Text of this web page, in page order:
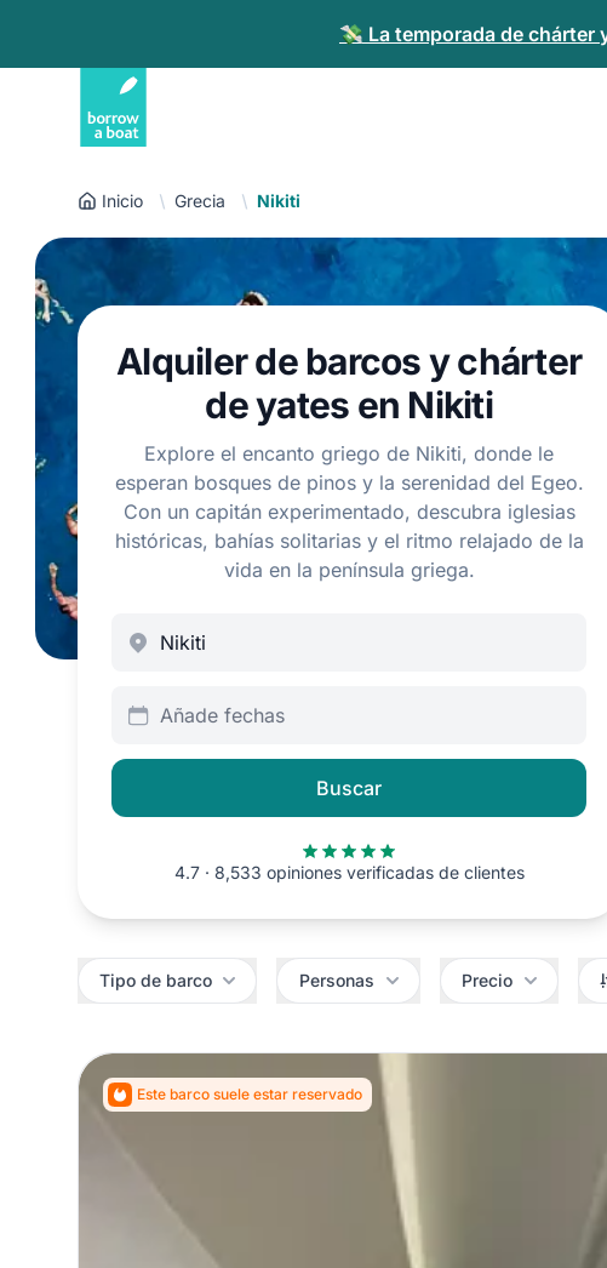
💸 La temporada de
Inicio Grecia Nikiti
Alquiler de barcos y chárter
de yates en Nikiti
Explore el encanto griego de Nikiti, donde le
esperan bosques de pinos y la serenidad del Egeo.
Con un capitán experimentado, descubra iglesias
históricas, bahías solitarias y el ritmo relajado de la
vida en la península griega.
Añade fechas
Buscar
4.7 · 8,533 opiniones verificadas de clientes
Tipo de barco Personas Precio
Este barco suele estar reservado